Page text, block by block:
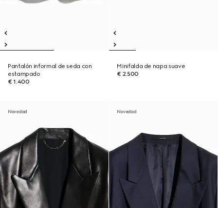
Pantalón informal de seda con
estampado
€ 1.400
Minifalda de napa suave
€ 2.500
Novedad Novedad